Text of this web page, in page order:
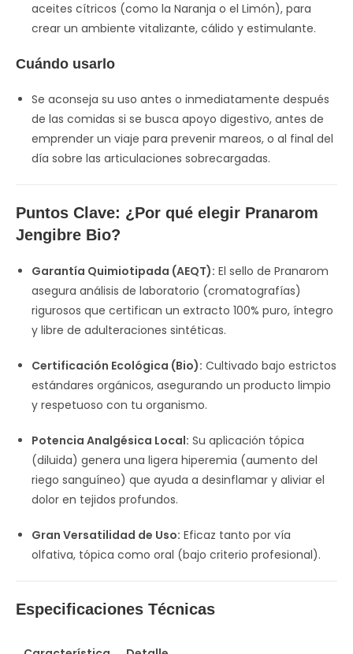
aceites cítricos (como la Naranja o el Limón), para
crear un ambiente vitalizante, cálido y estimulante.
Cuándo usarlo
Se aconseja su uso antes o inmediatamente después
de las comidas si se busca apoyo digestivo, antes de
emprender un viaje para prevenir mareos, o al final del
día sobre las articulaciones sobrecargadas.
Puntos Clave: ¿Por qué elegir Pranarom
Jengibre Bio?
Garantía Quimiotipada (AEQT): El sello de Pranarom
asegura análisis de laboratorio (cromatografías)
rigurosos que certifican un extracto 100% puro, íntegro
y libre de adulteraciones sintéticas.
Certificación Ecológica (Bio): Cultivado bajo estrictos
estándares orgánicos, asegurando un producto limpio
y respetuoso con tu organismo.
Potencia Analgésica Local: Su aplicación tópica
(diluida) genera una ligera hiperemia (aumento del
riego sanguíneo) que ayuda a desinflamar y aliviar el
dolor en tejidos profundos.
Gran Versatilidad de Uso: Eficaz tanto por vía
olfativa, tópica como oral (bajo criterio profesional).
Especificaciones Técnicas